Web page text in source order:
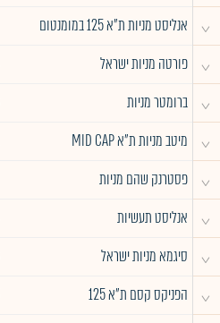
^ אנליסט מניות ת"א 125 במומנטום
^ פורטה מניות ישראל
^ ברומטר מניות
^ מיטב מניות ת"א MID CAP
^ פסטרנק שהם מניות
^ אנליסט תעשיות
^ סיגמא מניות ישראל
^ הפניקס קסם ת"א 125